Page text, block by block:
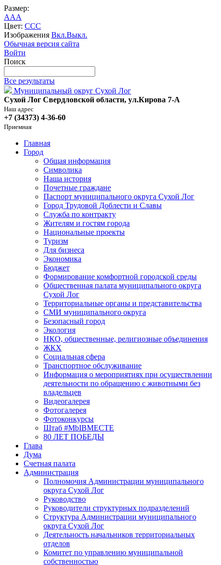
Размер:
AAA
Цвет: CCC
Изображения Вкл.Выкл.
Обычная версия сайта
Войти
Поиск
Все результаты
Муниципальный округ Сухой Лог
Сухой Лог Свердловской области, ул.Кирова 7-А
Наш адрес
+7 (34373) 4-36-60
Приемная
Главная
Город
Общая информация
Символика
Наша история
Почетные граждане
Паспорт муниципального округа Сухой Лог
Город Трудовой Доблести и Славы
Служба по контракту
Жителям и гостям города
Национальные проекты
Туризм
Для бизнеса
Экономика
Бюджет
Формирование комфортной городской среды
Общественная палата муниципального округа
Сухой Лог
Территориальные органы и представительства
СМИ муниципального округа
Безопасный город
Экология
НКО, общественные, религиозные объединения
ЖКХ
Социальная сфера
Транспортное обслуживание
Информация о мероприятиях при осуществлении
деятельности по обращению с животными без
владельцев
Видеогалерея
Фотогалерея
Фотоконкурсы
Штаб #MbIBMECTE
80 ЛЕТ ПОБЕДЫ
Глава
Дума
Счетная палата
Администрация
Полномочия Администрации муниципального
округа Сухой Лог
Руководство
Руководители структурных подразделений
Структура Администрации муниципального
округа Сухой Лог
Деятельность начальников территориальных
отделов
Комитет по управлению муниципальной
собственностью